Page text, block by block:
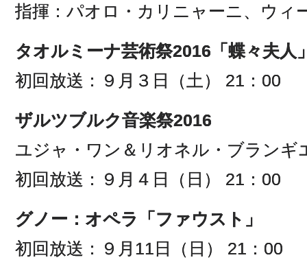
指揮：パオロ・カリニャーニ、ウィ
タオルミーナ芸術祭2016「蝶々夫人
初回放送：９月３日（土） 21：00
ザルツブルク音楽祭2016
ユジャ・ワン＆リオネル・ブランギ
初回放送：９月４日（日） 21：00
グノー：オペラ「ファウスト」
初回放送：９月11日（日） 21：00